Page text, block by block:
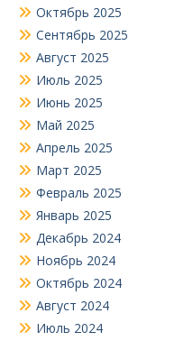
Октябрь 2025
Сентябрь 2025
Август 2025
Июль 2025
Июнь 2025
Май 2025
Апрель 2025
Март 2025
Февраль 2025
Январь 2025
Декабрь 2024
Ноябрь 2024
Октябрь 2024
Август 2024
Июль 2024